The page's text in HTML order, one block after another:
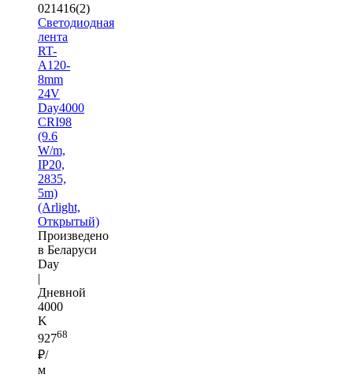
021416(2)
Светодиодная
лента
RT-
A120-
8mm
24V
Day4000
CRI98
(9.6
W/m,
IP20,
2835,
5m)
(Arlight,
Открытый)
Произведено
в Беларуси
Day
|
Дневной
4000
K
92768
₽/
м